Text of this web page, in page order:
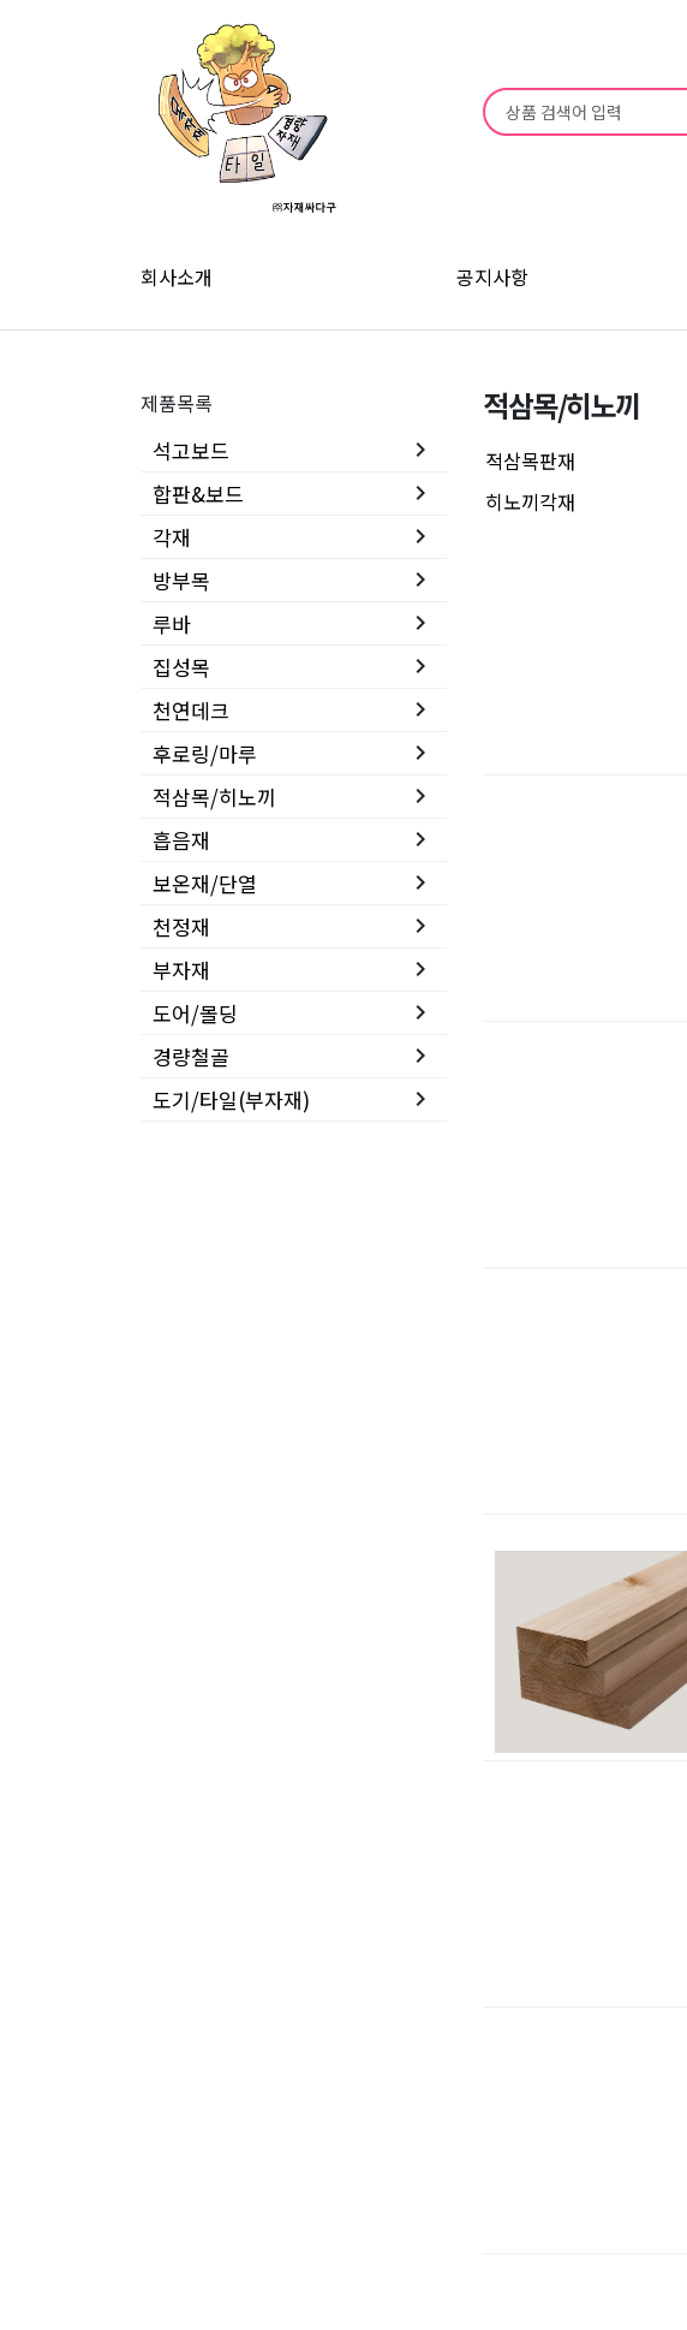
회사소개 공지사항
제품목록
석고보드 keyboard_arrow_right
합판&보드 keyboard_arrow_right
각재 keyboard_arrow_right
방부목 keyboard_arrow_right
루바 keyboard_arrow_right
집성목 keyboard_arrow_right
천연데크 keyboard_arrow_right
후로링/마루 keyboard_arrow_right
적삼목/히노끼 keyboard_arrow_right
흡음재 keyboard_arrow_right
보온재/단열 keyboard_arrow_right
천정재 keyboard_arrow_right
부자재 keyboard_arrow_right
도어/몰딩 keyboard_arrow_right
경량철골 keyboard_arrow_right
도기/타일(부자재) keyboard_arrow_right
적삼목/히노끼
적삼목판재
히노끼각재